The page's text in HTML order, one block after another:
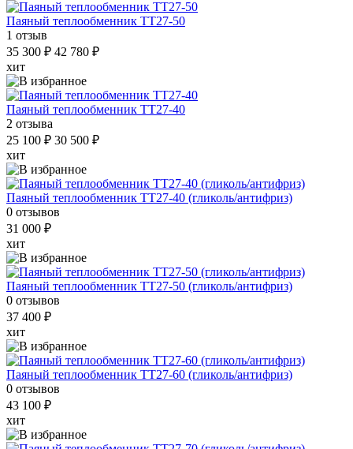
Паяный теплообменник ТТ27-50
1 отзыв
35 300 ₽ 42 780 ₽
хит
Паяный теплообменник ТТ27-40
2 отзыва
25 100 ₽ 30 500 ₽
хит
Паяный теплообменник ТТ27-40 (гликоль/антифриз)
0 отзывов
31 000 ₽
хит
Паяный теплообменник ТТ27-50 (гликоль/антифриз)
0 отзывов
37 400 ₽
хит
Паяный теплообменник ТТ27-60 (гликоль/антифриз)
0 отзывов
43 100 ₽
хит